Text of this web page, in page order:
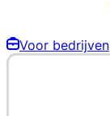
Voor bedrijven